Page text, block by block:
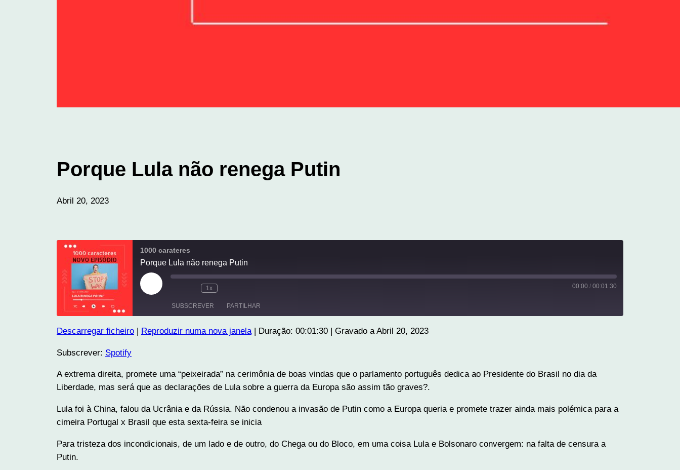
Porque Lula não renega Putin
Abril 20, 2023
1000 carateres
Porque Lula não renega Putin
Reproduzir
episódio
1x 00:00 / 00:01:30
SUBSCREVER PARTILHAR
Spotify
FEED RSS
PARTILHAR
LIGAÇÃO
INCORPORAR
Descarregar ficheiro | Reproduzir numa nova janela | Duração: 00:01:30 | Gravado a Abril 20, 2023
Subscrever: Spotify
A extrema direita, promete uma “peixeirada” na cerimônia de boas vindas que o parlamento português dedica ao Presidente do Brasil no dia da
Liberdade, mas será que as declarações de Lula sobre a guerra da Europa são assim tão graves?.
Lula foi à China, falou da Ucrânia e da Rússia. Não condenou a invasão de Putin como a Europa queria e promete trazer ainda mais polémica para a
cimeira Portugal x Brasil que esta sexta-feira se inicia
Para tristeza dos incondicionais, de um lado e de outro, do Chega ou do Bloco, em uma coisa Lula e Bolsonaro convergem: na falta de censura a
Putin.